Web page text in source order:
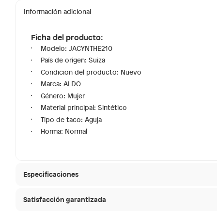
Información adicional
Ficha del producto:
Modelo: JACYNTHE210
País de origen: Suiza
Condicion del producto: Nuevo
Marca: ALDO
Género: Mujer
Material principal: Sintético
Tipo de taco: Aguja
Horma: Normal
Especificaciones
Modelo
Satisfacción garantizada